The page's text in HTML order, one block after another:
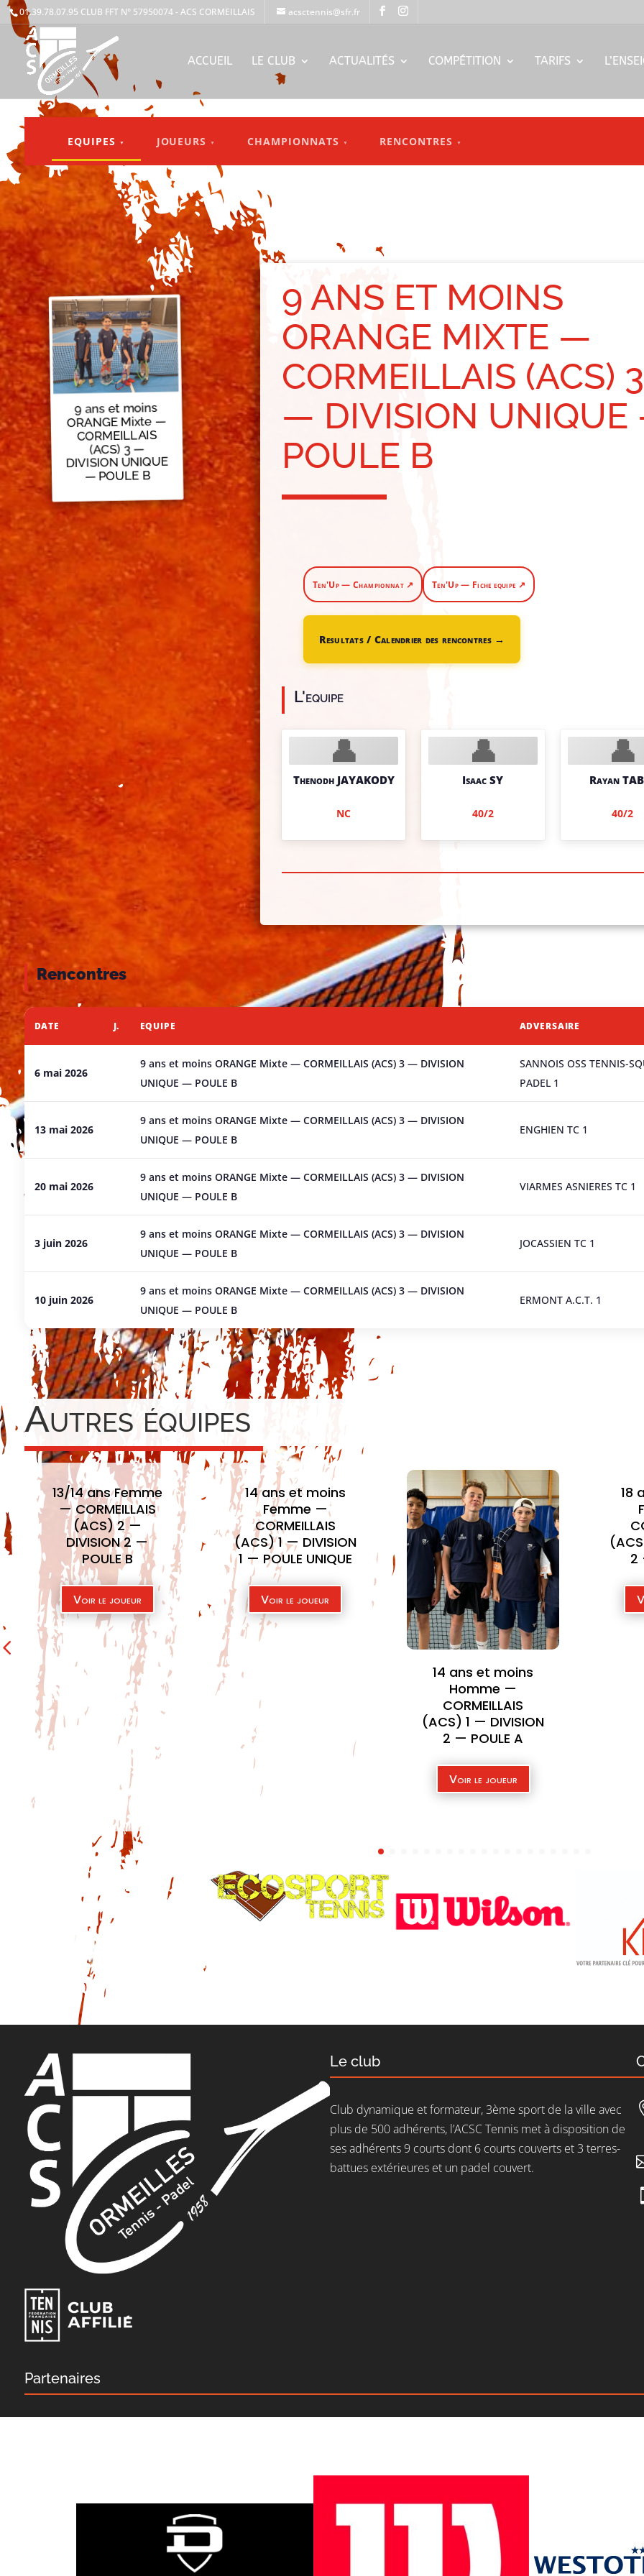
01.39.78.07.95 CLUB FFT N° 57950074 - ACS CORMEILLAIS acsctennis@sfr.fr
ACCUEIL LE CLUB ACTUALITÉS COMPÉTITION TARIFS
EQUIPES ▼ JOUEURS ▼ CHAMPIONNATS ▼ RENCONTRES ▼
9 ans et moins
ORANGE Mixte —
CORMEILLAIS
(ACS) 3 —
DIVISION UNIQUE
— POULE B
9 ANS ET MOINS
ORANGE MIXTE —
CORMEILLAIS (ACS) 3
— DIVISION
POULE B
Ten'Up — Championnat ↗ Ten'Up — Fiche equipe ↗
Resultats / Calendrier des rencontres →
L'equipe
👤
Thenodh JAYAKODY
NC
👤
Isaac SY
40/2
👤
Rayan
40/2
Rencontres
DATE J. EQUIPE ADVERSAIRE
6 mai 2026
9 ans et moins ORANGE Mixte — CORMEILLAIS (ACS) 3 — DIVISION
UNIQUE — POULE B
SANNOIS OSS TENNIS-
PADEL 1
13 mai 2026
9 ans et moins ORANGE Mixte — CORMEILLAIS (ACS) 3 — DIVISION
UNIQUE — POULE B
ENGHIEN TC 1
20 mai 2026
9 ans et moins ORANGE Mixte — CORMEILLAIS (ACS) 3 — DIVISION
UNIQUE — POULE B
VIARMES ASNIERES TC 1
3 juin 2026
9 ans et moins ORANGE Mixte — CORMEILLAIS (ACS) 3 — DIVISION
UNIQUE — POULE B
JOCASSIEN TC 1
10 juin 2026
9 ans et moins ORANGE Mixte — CORMEILLAIS (ACS) 3 — DIVISION
UNIQUE — POULE B
ERMONT A.C.T. 1
Autres équipes
14 ans et moins
Femme —
CORMEILLAIS
(ACS) 1 — DIVISION
1 — POULE UNIQUE
Voir le joueur
CORMEILLAIS
2 — POULE A
18 ans et moins
Femme —
CORMEILLAIS
(ACS) 1 — DIVISION
2 — POULE A
Voir le joueur
Le club
Club dynamique et formateur, 3ème sport de la ville avec
plus de 500 adhérents, l’ACSC Tennis met à disposition de
ses adhérents 9 courts dont 6 courts couverts et 3 terres-
battues extérieures et un padel couvert.
Partenaires